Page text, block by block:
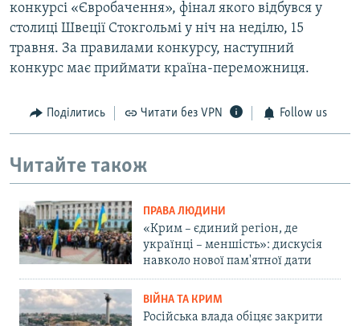
конкурсі «Євробачення», фінал якого відбувся у
столиці Швеції Стокгольмі у ніч на неділю, 15
травня. За правилами конкурсу, наступний
конкурс має приймати країна-переможниця.
Поділитись Читати без VPN Follow us
Читайте також
ПРАВА ЛЮДИНИ
«Крим – єдиний регіон, де
українці – меншість»: дискусія
навколо нової пам'ятної дати
ВІЙНА ТА КРИМ
Російська влада обіцяє закрити